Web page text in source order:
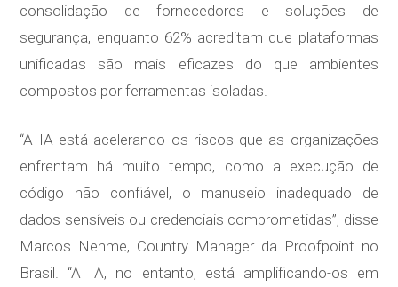
consolidação de fornecedores e soluções de
segurança, enquanto 62% acreditam que plataformas
unificadas são mais eficazes do que ambientes
compostos por ferramentas isoladas.
“A IA está acelerando os riscos que as organizações
enfrentam há muito tempo, como a execução de
código não confiável, o manuseio inadequado de
dados sensíveis ou credenciais comprometidas”, disse
Marcos Nehme, Country Manager da Proofpoint no
Brasil. “A IA, no entanto, está amplificando-os em